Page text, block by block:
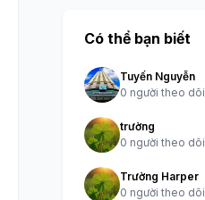
Có thể bạn biết
Tuyến Nguyễn
0 người theo dõi
trường
0 người theo dõi
Trường Harper
0 người theo dõi